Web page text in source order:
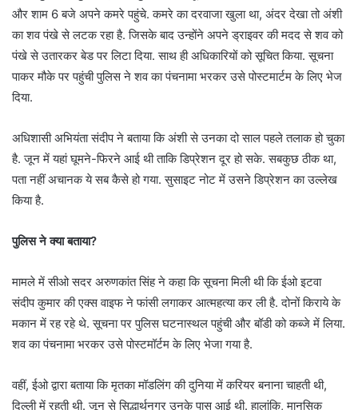
और शाम 6 बजे अपने कमरे पहुंचे. कमरे का दरवाजा खुला था, अंदर देखा तो अंशी
का शव पंखे से लटक रहा है. जिसके बाद उन्होंने अपने ड्राइवर की मदद से शव को
पंखे से उतारकर बेड पर लिटा दिया. साथ ही अधिकारियों को सूचित किया. सूचना
पाकर मौके पर पहुंची पुलिस ने शव का पंचनामा भरकर उसे पोस्टमार्टम के लिए भेज
दिया.
अधिशासी अभियंता संदीप ने बताया कि अंशी से उनका दो साल पहले तलाक हो चुका
है. जून में यहां घूमने-फिरने आई थी ताकि डिप्रेशन दूर हो सके. सबकुछ ठीक था,
पता नहीं अचानक ये सब कैसे हो गया. सुसाइट नोट में उसने डिप्रेशन का उल्लेख
किया है.
पुलिस ने क्या बताया?
मामले में सीओ सदर अरुणकांत सिंह ने कहा कि सूचना मिली थी कि ईओ इटवा
संदीप कुमार की एक्स वाइफ ने फांसी लगाकर आत्महत्या कर ली है. दोनों किराये के
मकान में रह रहे थे. सूचना पर पुलिस घटनास्थल पहुंची और बॉडी को कब्जे में लिया.
शव का पंचनामा भरकर उसे पोस्टमॉर्टम के लिए भेजा गया है.
वहीं, ईओ द्वारा बताया कि मृतका मॉडलिंग की दुनिया में करियर बनाना चाहती थी,
दिल्ली में रहती थी. जून से सिद्धार्थनगर उनके पास आई थी. हालांकि, मानसिक